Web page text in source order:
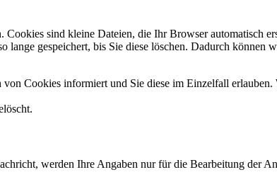
sind kleine Dateien, die Ihr Browser automatisch
lange gespeichert, bis Sie diese löschen. Dadurch
Cookies informiert und Sie diese im Einzelfall
werden Ihre Angaben nur für die Bearbeitung der